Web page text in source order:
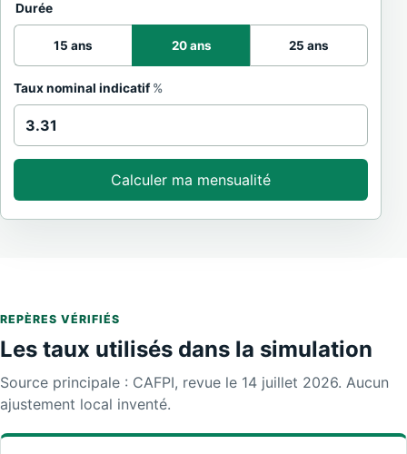
Durée
15 ans 20 ans 25 ans
Taux nominal indicatif %
Calculer ma mensualité
REPÈRES VÉRIFIÉS
Les taux utilisés dans la simulation
Source principale : CAFPI, revue le 14 juillet 2026. Aucun
ajustement local inventé.